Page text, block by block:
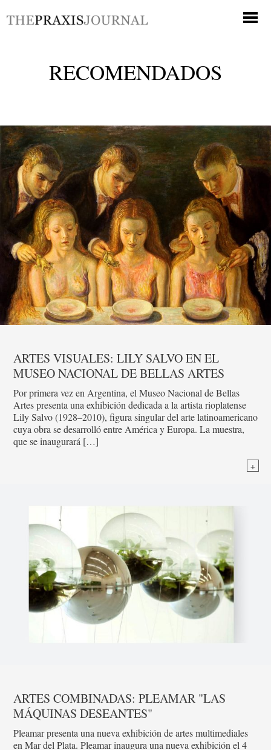
RECOMENDADOS
ARTES VISUALES: LILY SALVO EN EL
MUSEO NACIONAL DE BELLAS ARTES
Por primera vez en Argentina, el Museo Nacional de Bellas
Artes presenta una exhibición dedicada a la artista rioplatense
Lily Salvo (1928–2010), figura singular del arte latinoamericano
cuya obra se desarrolló entre América y Europa. La muestra,
que se inaugurará […]
+
ARTES COMBINADAS: PLEAMAR "LAS
MÁQUINAS DESEANTES"
Pleamar presenta una nueva exhibición de artes multimediales
en Mar del Plata. Pleamar inaugura una nueva exhibición el 4